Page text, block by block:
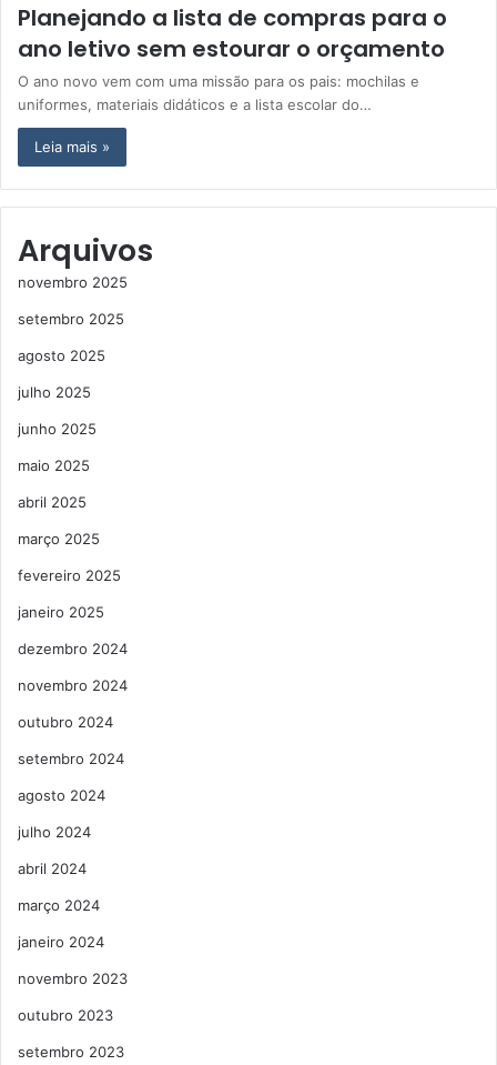
Planejando a lista de compras para o
ano letivo sem estourar o orçamento
O ano novo vem com uma missão para os pais: mochilas e
uniformes, materiais didáticos e a lista escolar do…
Leia mais »
Arquivos
novembro 2025
setembro 2025
agosto 2025
julho 2025
junho 2025
maio 2025
abril 2025
março 2025
fevereiro 2025
janeiro 2025
dezembro 2024
novembro 2024
outubro 2024
setembro 2024
agosto 2024
julho 2024
abril 2024
março 2024
janeiro 2024
novembro 2023
outubro 2023
setembro 2023